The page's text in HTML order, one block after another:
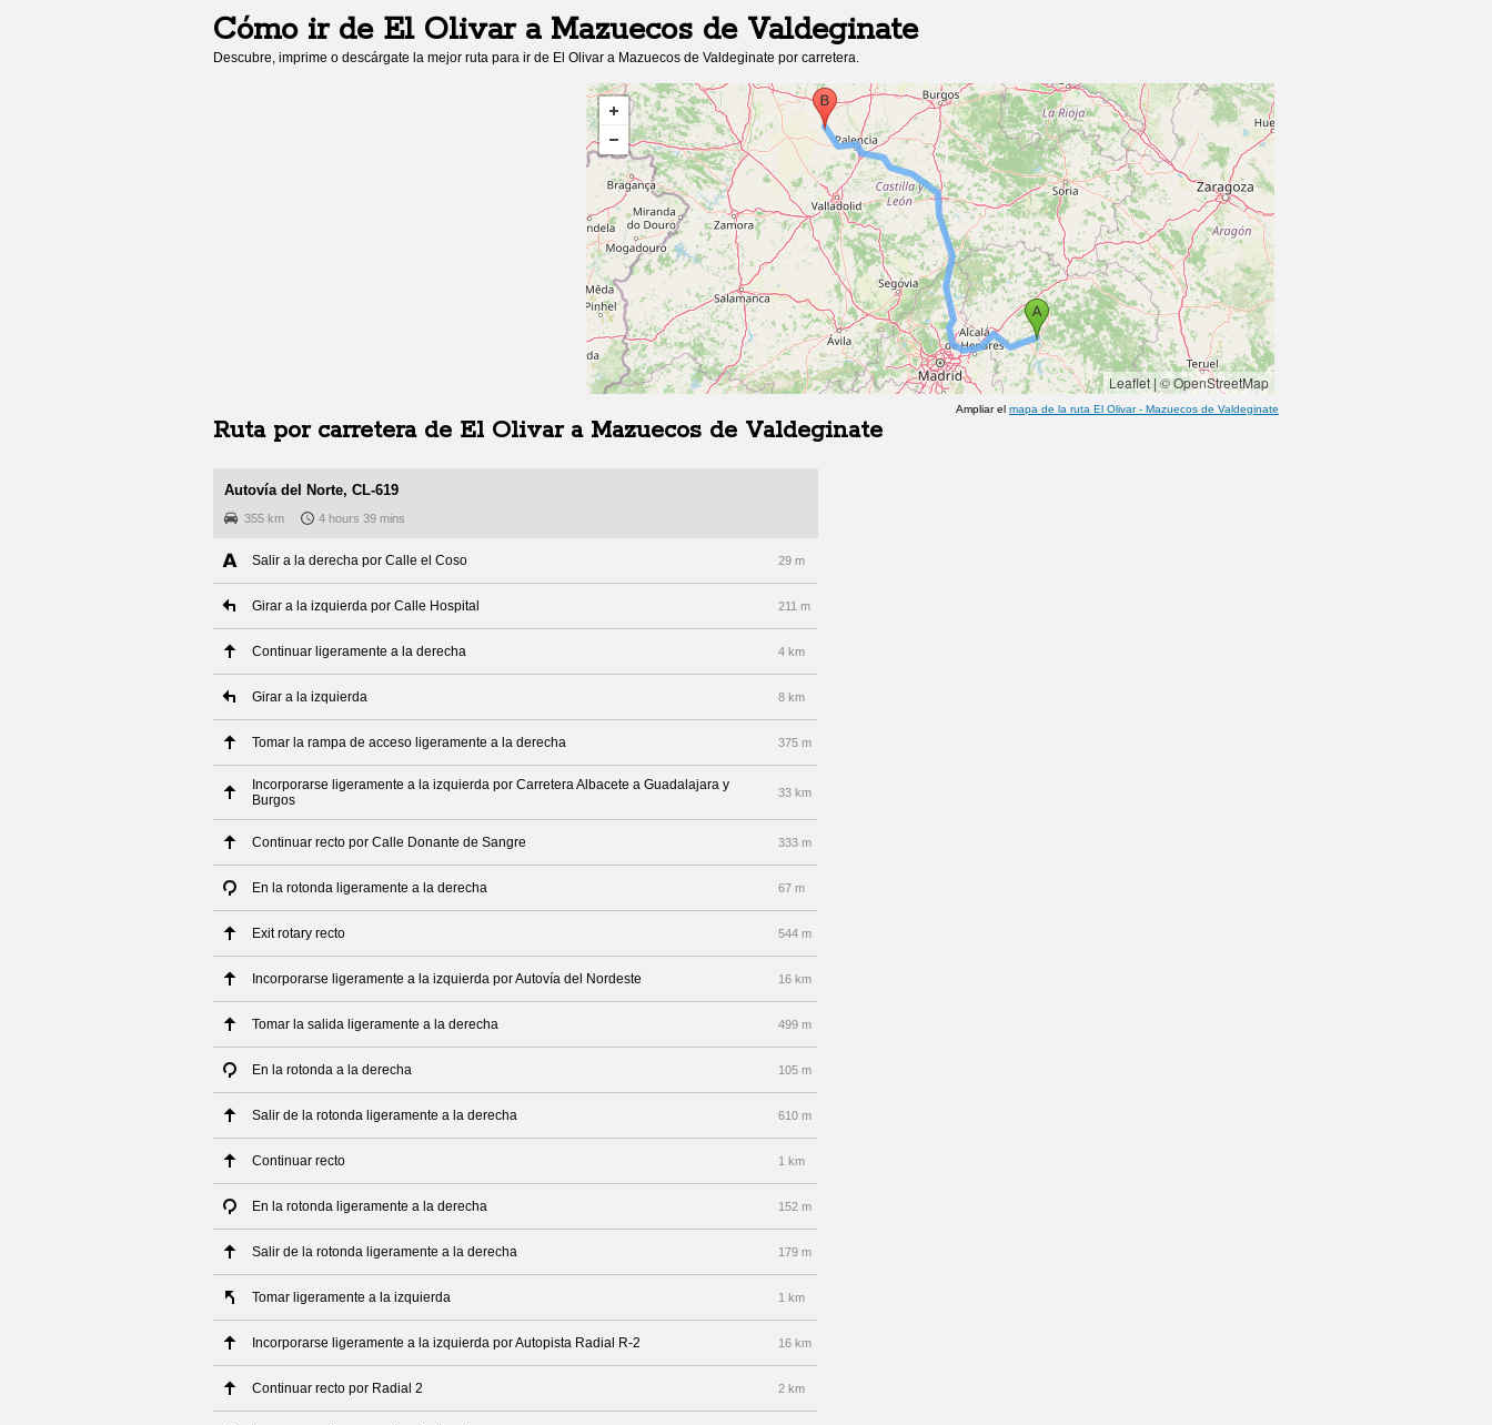
Cómo ir de El Olivara Mazuecos de Valdeginate
Descubre, imprime o descárgate la mejor ruta para ir de El Olivar a Mazuecos de Valdeginate por carretera.
Leaflet|© OpenStreetMap
Ampliar el mapa de la ruta El Olivar- Mazuecos de Valdeginate
Ruta por carretera de El Olivara Mazuecos de Valdeginate
Autovía del Norte, CL-619
355 km 4 hours 39 mins
Salir a la derecha por Calle el Coso 29 m
Girar a la izquierda por Calle Hospital 211 m
Continuar ligeramente a la derecha 4 km
Girar a la izquierda 8 km
Tomar la rampa de acceso ligeramente a la derecha 375 m
Incorporarse ligeramente a la izquierda por Carretera Albacete a Guadalajara y
Burgos
33 km
Continuar recto por Calle Donante de Sangre 333 m
En la rotonda ligeramente a la derecha 67 m
Exit rotary recto 544 m
Incorporarse ligeramente a la izquierda por Autovía del Nordeste 16 km
Tomar la salida ligeramente a la derecha 499 m
En la rotonda a la derecha 105 m
Salir de la rotonda ligeramente a la derecha 610 m
Continuar recto 1 km
En la rotonda ligeramente a la derecha 152 m
Salir de la rotonda ligeramente a la derecha 179 m
Tomar ligeramente a la izquierda 1 km
Incorporarse ligeramente a la izquierda por Autopista Radial R-2 16 km
Continuar recto por Radial 2 2 km